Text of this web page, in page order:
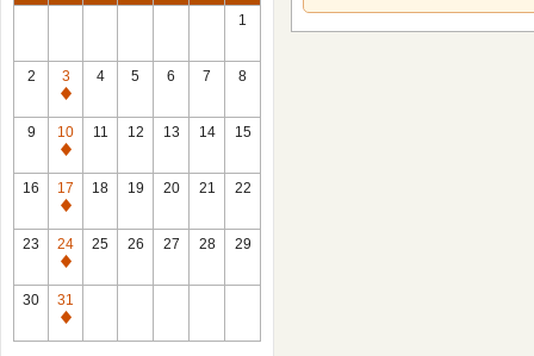
1
2
3
休
館
日
4 5 6 7 8
9
10
休
館
日
11 12 13 14 15
16
17
休
館
日
18 19 20 21 22
23
24
休
館
日
25 26 27 28 29
30
31
休